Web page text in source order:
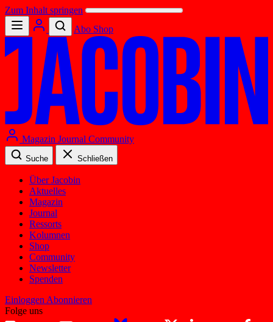
Zum Inhalt springen
Abo Shop
Magazin Journal Community
Suche Schließen
Über Jacobin
Aktuelles
Magazin
Journal
Ressorts
Kolumnen
Shop
Community
Newsletter
Spenden
Einloggen Abonnieren
Folge uns